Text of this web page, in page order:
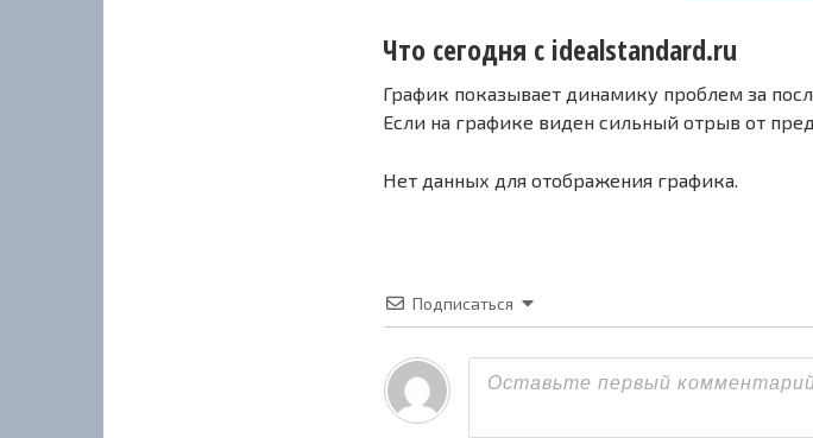
Что сегодня с idealstandard.ru
График показывает динамику проблем за
Если на графике виден сильный отрыв от
Нет данных для отображения графика.
Подписаться